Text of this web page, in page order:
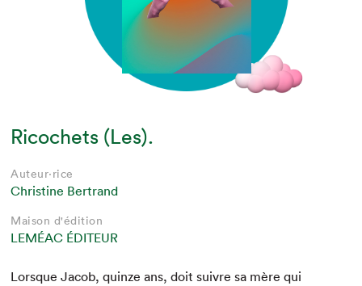
Ricochets (Les).
Auteur·rice
Christine Bertrand
Maison d'édition
LEMÉAC ÉDITEUR
Lorsque Jacob, quinze ans, doit suiv­re sa mère qui